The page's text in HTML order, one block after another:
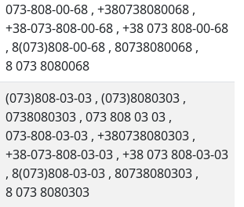
073-808-00-68 , +380738080068 ,
+38-073-808-00-68 , +38 073 808-00-68
, 8(073)808-00-68 , 80738080068 ,
8 073 8080068
(073)808-03-03 , (073)8080303 ,
0738080303 , 073 808 03 03 ,
073-808-03-03 , +380738080303 ,
+38-073-808-03-03 , +38 073 808-03-03
, 8(073)808-03-03 , 80738080303 ,
8 073 8080303